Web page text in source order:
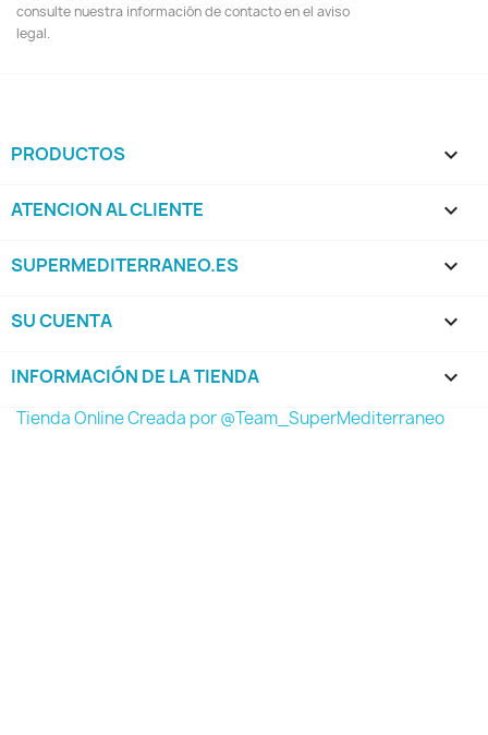
consulte nuestra información de contacto en el aviso
legal.
PRODUCTOS 
ATENCION AL CLIENTE 
SUPERMEDITERRANEO.ES 
SU CUENTA 
INFORMACIÓN DE LA TIENDA keyboard_arrow_down
Tienda Online Creada por @Team_SuperMediterraneo